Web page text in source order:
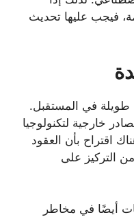
فيجب عليها تحديث
طويلة في المستقبل.
خارجية لتكنولوجيا
اقتراح بأن العقود
التركيز على
أيضًا في مخاطر